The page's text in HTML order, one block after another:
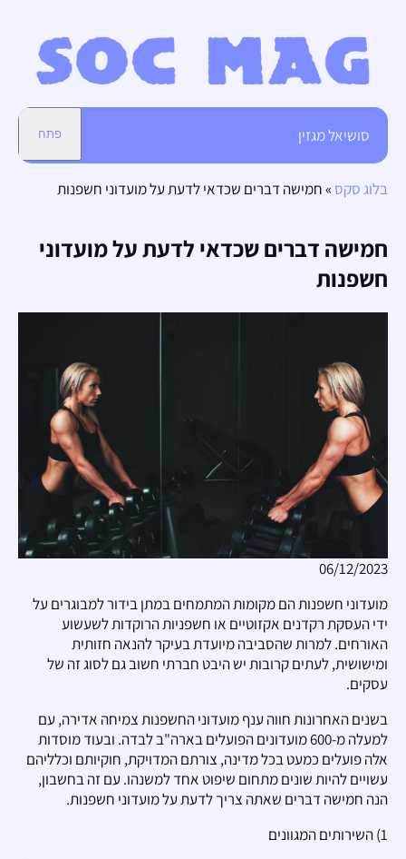
סושיאל מגזין פתח
בלוג סקס »חמישה דברים שכדאי לדעת על מועדוני חשפנות
חמישה דברים שכדאי לדעת על מועדוני
חשפנות
06/12/2023
מועדוני חשפנות הם מקומות המתמחים במתן בידור למבוגרים על
ידי העסקת רקדנים אקזוטיים או חשפניות הרוקדות לשעשוע
האורחים. למרות שהסביבה מיועדת בעיקר להנאה חזותית
ומישושית, לעתים קרובות יש היבט חברתי חשוב גם לסוג זה של
עסקים.
בשנים האחרונות חווה ענף מועדוני החשפנות צמיחה אדירה, עם
למעלה מ-600 מועדונים הפועלים בארה"ב לבדה. ובעוד מוסדות
אלה פועלים כמעט בכל מדינה, צורתם המדויקת, חוקיותם וכלליהם
עשויים להיות שונים מתחום שיפוט אחד למשנהו. עם זה בחשבון,
הנה חמישה דברים שאתה צריך לדעת על מועדוני חשפנות.
1) השירותים המגוונים